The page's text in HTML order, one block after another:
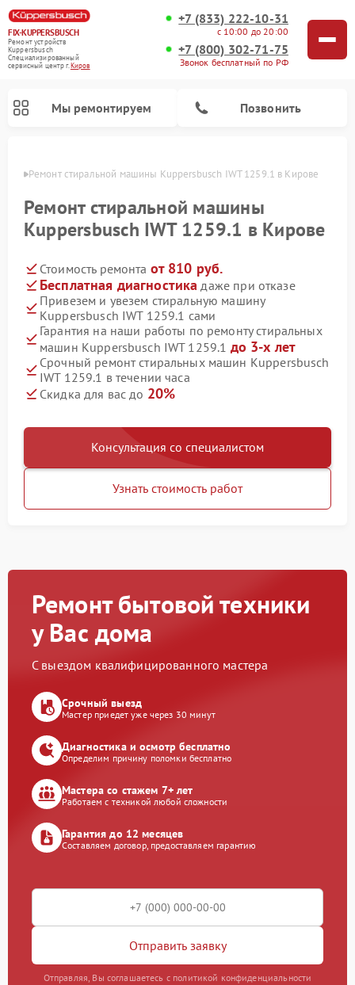
FIX-KUPPERSBUSCH
Ремонт устройств
Kuppersbusch
Специализированный
cервисный центр г.Киров
+7 (833) 222-10-31
с 10:00 до 20:00
+7 (800) 302-71-75
Звонок бесплатный по РФ
Мы ремонтируем Позвонить
Ремонт стиральной машины Kuppersbusch IWT 1259.1 в Кирове
Ремонт стиральной машины
Kuppersbusch IWT 1259.1 в Кирове
Стоимость ремонта от 810 руб.
Бесплатная диагностика даже при отказе
Привезем и увезем стиральную машину
Kuppersbusch IWT 1259.1 сами
Гарантия на наши работы по ремонту стиральных
машин Kuppersbusch IWT 1259.1 до 3-х лет
Срочный ремонт стиральных машин Kuppersbusch
IWT 1259.1 в течении часа
Скидка для вас до 20%
Консультация со специалистом
Узнать стоимость работ
Ремонт бытовой техники
у Вас дома
С выездом квалифицированного мастера
Срочный выезд
Мастер приедет уже через 30 минут
Диагностика и осмотр бесплатно
Определим причину поломки бесплатно
Мастера со стажем 7+ лет
Работаем с техникой любой сложности
Гарантия до 12 месяцев
Составляем договор, предоставляем гарантию
Отправить заявку
Отправляя, Вы соглашаетесь с политикой конфиденциальности